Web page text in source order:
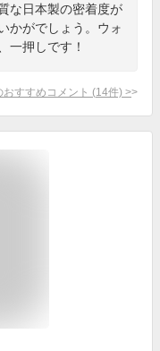
な日本製の密着度が
かがでしょう。ウォ
一押しです！
おすすめコメント (14件) >